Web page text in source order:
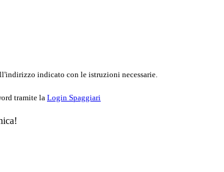
indicato con le istruzioni necessarie.
tramite la Login Spaggiari